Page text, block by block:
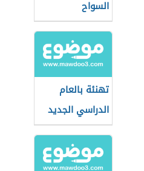
السواح
تهنئة بالعام
الدراسي الجديد